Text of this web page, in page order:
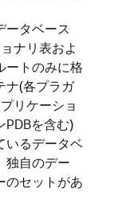
ータベース
ナリ表およ
ートのみに格
ナ(各プラガ
リケーショ
PDBを含む)
いるデータベ
独自のデー
のセットがあ